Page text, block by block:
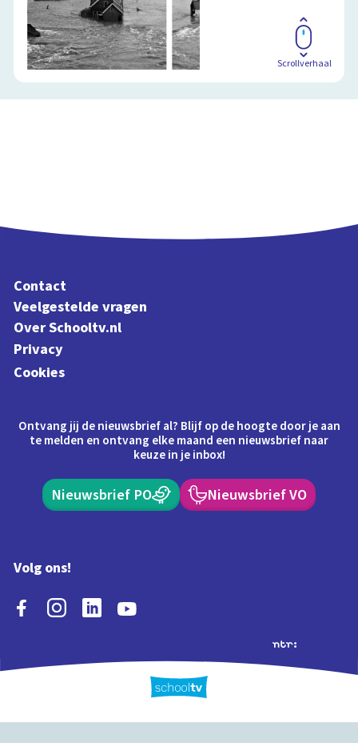
Schoolplaat
Scrollverhaal
Contact
Veelgestelde vragen
Over Schooltv.nl
Privacy
Cookies
Ontvang jij de nieuwsbrief al? Blijf op de hoogte door je aan
te melden en ontvang elke maand een nieuwsbrief naar
keuze in je inbox!
Nieuwsbrief PO Nieuwsbrief VO
Volg ons!